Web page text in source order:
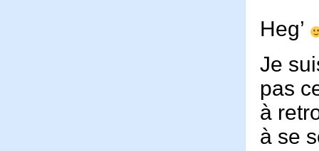
Heg’
Je
pas
à
à se